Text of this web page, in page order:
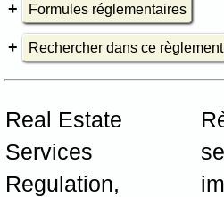
Formules réglementaires
Rechercher dans ce règlement
Real Estate
Services
Regulation,